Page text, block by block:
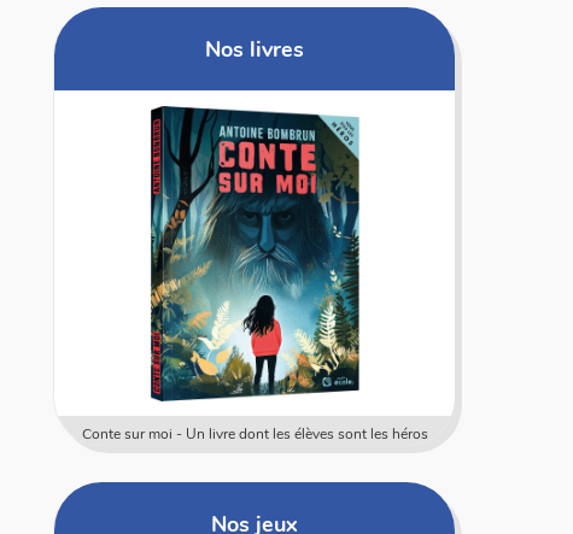
Nos livres
Conte sur moi - Un livre dont les élèves sont les héros
Nos jeux